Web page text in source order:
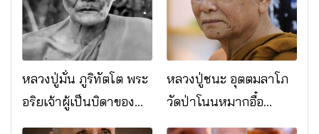
หลวงปู่มั่น ภูริทัตโต พระ
อริยเจ้าผู้เป็นบิดาของ
พระกรรมฐาน
หลวงปู่ชนะ อุตตมลาโภ
วัดป่าโนนหมากอื๋อ
อ.เมือง จ.มหาสารคาม